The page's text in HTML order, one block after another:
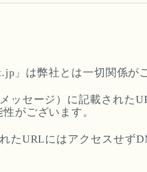
」は弊社とは一切関係が
ッセージ）に記載された
がございます。
たURLにはアクセスせず